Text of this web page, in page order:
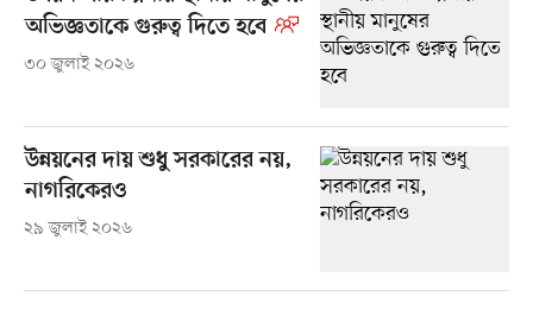
অভিজ্ঞতাকে গুরুত্ব দিতে হবে
৩০ জুলাই ২০২৬
উন্নয়নের দায় শুধু সরকারের নয়,
নাগরিকেরও
২৯ জুলাই ২০২৬